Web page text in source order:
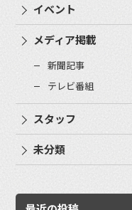
イベント
メディア掲載
新聞記事
テレビ番組
スタッフ
未分類